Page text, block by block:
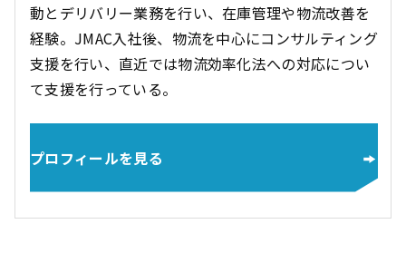
動とデリバリー業務を行い、在庫管理や物流改善を
経験。JMAC入社後、物流を中心にコンサルティング
支援を行い、直近では物流効率化法への対応につい
て支援を行っている。
プロフィールを見る